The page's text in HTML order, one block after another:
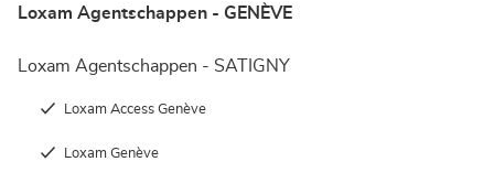
Loxam Agentschappen - GENÈVE
Loxam Agentschappen - SATIGNY
Loxam Access Genève
Loxam Genève